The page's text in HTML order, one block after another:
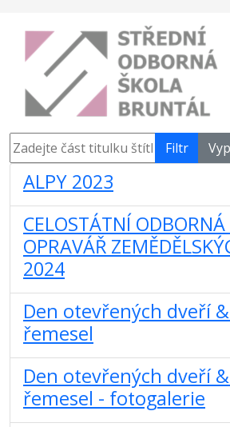
Zadejte část titulku štítku Filtr
ALPY 2023
CELOSTÁTNÍ
OPRAVÁŘ
2024
Den otevřených dveří
řemesel
Den otevřených dveří
řemesel - fotogalerie